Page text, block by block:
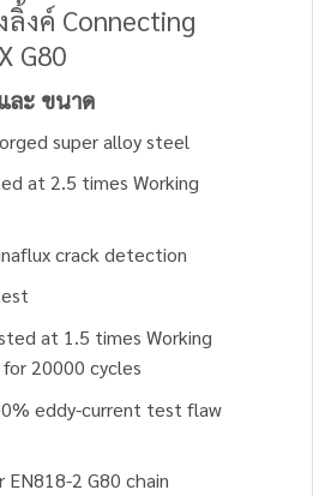
งค์ Connecting
G80
ละ ขนาด
super alloy steel
at 2.5 times Working
crack detection
at 1.5 times Working
20000 cycles
eddy-current test flaw
EN818-2 G80 chain